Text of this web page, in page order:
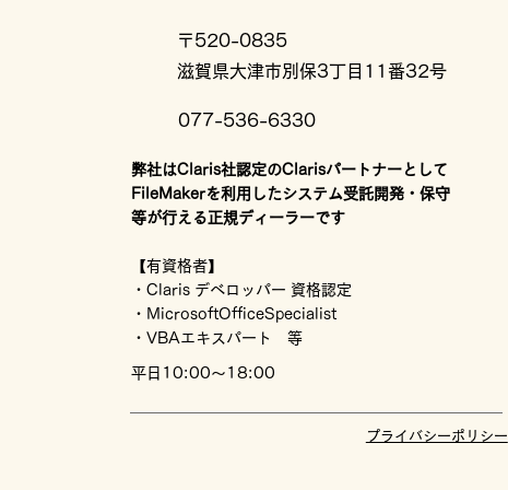
〒520-0835
滋賀県大津市別保3丁目11番32号
077-536-6330
弊社はClaris社認定のClarisパートナーとして
FileMakerを利用したシステム受託開発・保守
等が行える正規ディーラーです
【有資格者】
・Claris デベロッパー 資格認定
・MicrosoftOfficeSpecialist
・VBAエキスパート 等
平日10:00～18:00
プライバシーポリシー